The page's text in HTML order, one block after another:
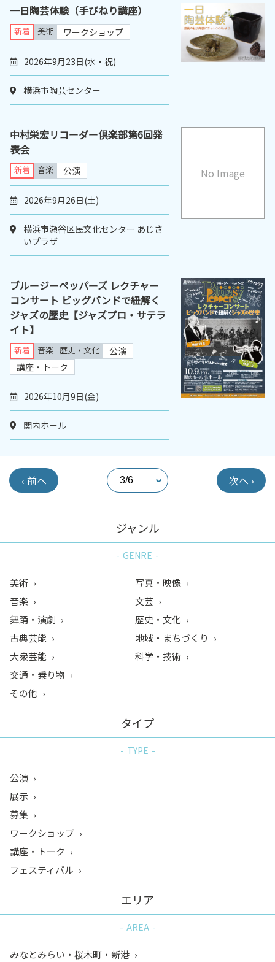
一日陶芸体験（手びねり講座）
新着 美術 ワークショップ
2026年9月23日(水・祝)
横浜市陶芸センター
No Image
中村栄宏リコーダー倶楽部第6回発
表会
新着 音楽 公演
2026年9月26日(土)
横浜市瀬谷区民文化センター あじさ
いプラザ
ブルージーペッパーズ レクチャー
コンサート ビッグバンドで紐解く
ジャズの歴史【ジャズプロ・サテラ
イト】
新着 音楽 歴史・文化
公演
講座・トーク
2026年10月9日(金)
関内ホール
‹ 前へ 次へ ›
ジャンル
GENRE
美術
音楽
舞踊・演劇
古典芸能
大衆芸能
写真・映像
文芸
歴史・文化
地域・まちづくり
科学・技術
交通・乗り物
その他
タイプ
TYPE
公演
展示
募集
ワークショップ
講座・トーク
フェスティバル
エリア
AREA
みなとみらい・桜木町・新港